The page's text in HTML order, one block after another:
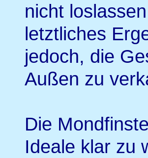
nicht
letztliches
jedoch, die
Außen zu
Die
Ideale klar zu